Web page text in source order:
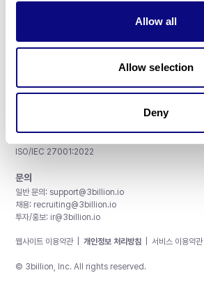
Allow all
Allow selection
Deny
주식회사 쓰리빌리언
서울특별시 강남구 테헤란로 415, 8층
사업자등록번호: 290-81-00524
대표이사: 금창원
ISO/IEC 27001:2022
문의
일반 문의: support@3billion.io
채용: recruiting@3billion.io
투자/홍보: ir@3billion.io
웹사이트 이용약관 개인정보 처리방침 서비스 이용약관
© 3billion, Inc. All rights reserved.